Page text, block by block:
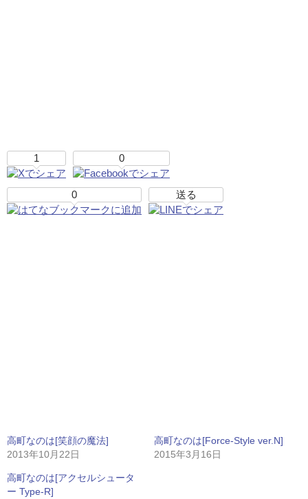
1 0
0 送る
高町なのは[笑顔の魔法]
2013年10月22日
高町なのは[Force-Style ver.N]
2015年3月16日
高町なのは[アクセルシュータ
ー Type-R]